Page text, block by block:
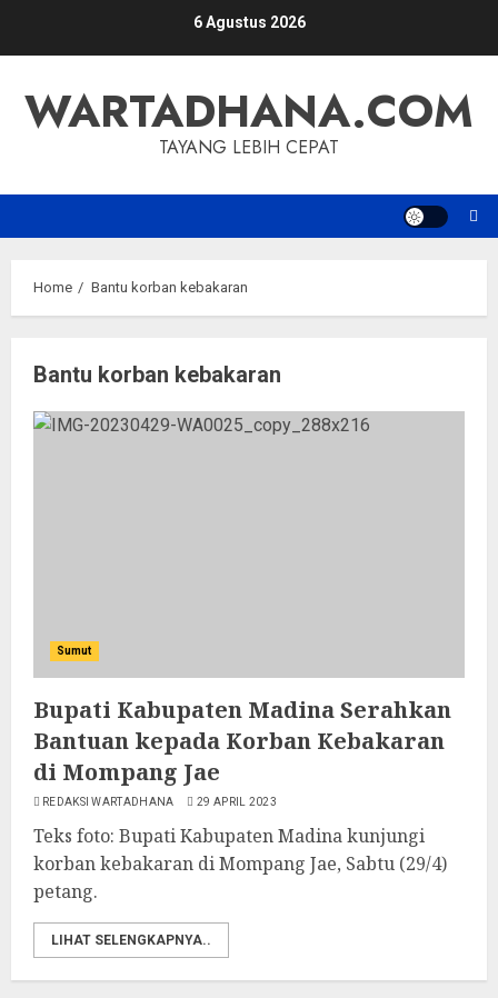
6 Agustus 2026
WARTADHANA.COM
TAYANG LEBIH CEPAT
Home Bantu korban kebakaran
Bantu korban kebakaran
Sumut
Bupati Kabupaten Madina Serahkan
Bantuan kepada Korban Kebakaran
di Mompang Jae
REDAKSI WARTADHANA 29 APRIL 2023
Teks foto: Bupati Kabupaten Madina kunjungi
korban kebakaran di Mompang Jae, Sabtu (29/4)
petang.
LIHAT SELENGKAPNYA..